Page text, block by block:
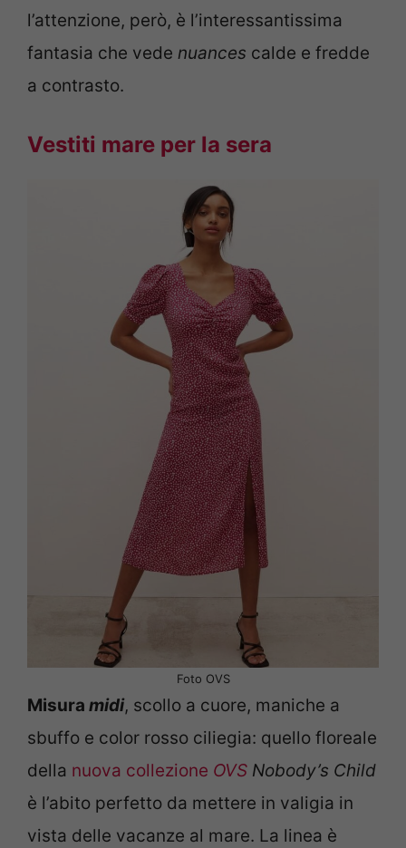
l’attenzione, però, è l’interessantissima
fantasia che vede nuances calde e fredde
a contrasto.
Vestiti mare per la sera
Foto OVS
Misura midi, scollo a cuore, maniche a
sbuffo e color rosso ciliegia: quello floreale
della nuova collezione OVS Nobody’s Child
è l’abito perfetto da mettere in valigia in
vista delle vacanze al mare. La linea è